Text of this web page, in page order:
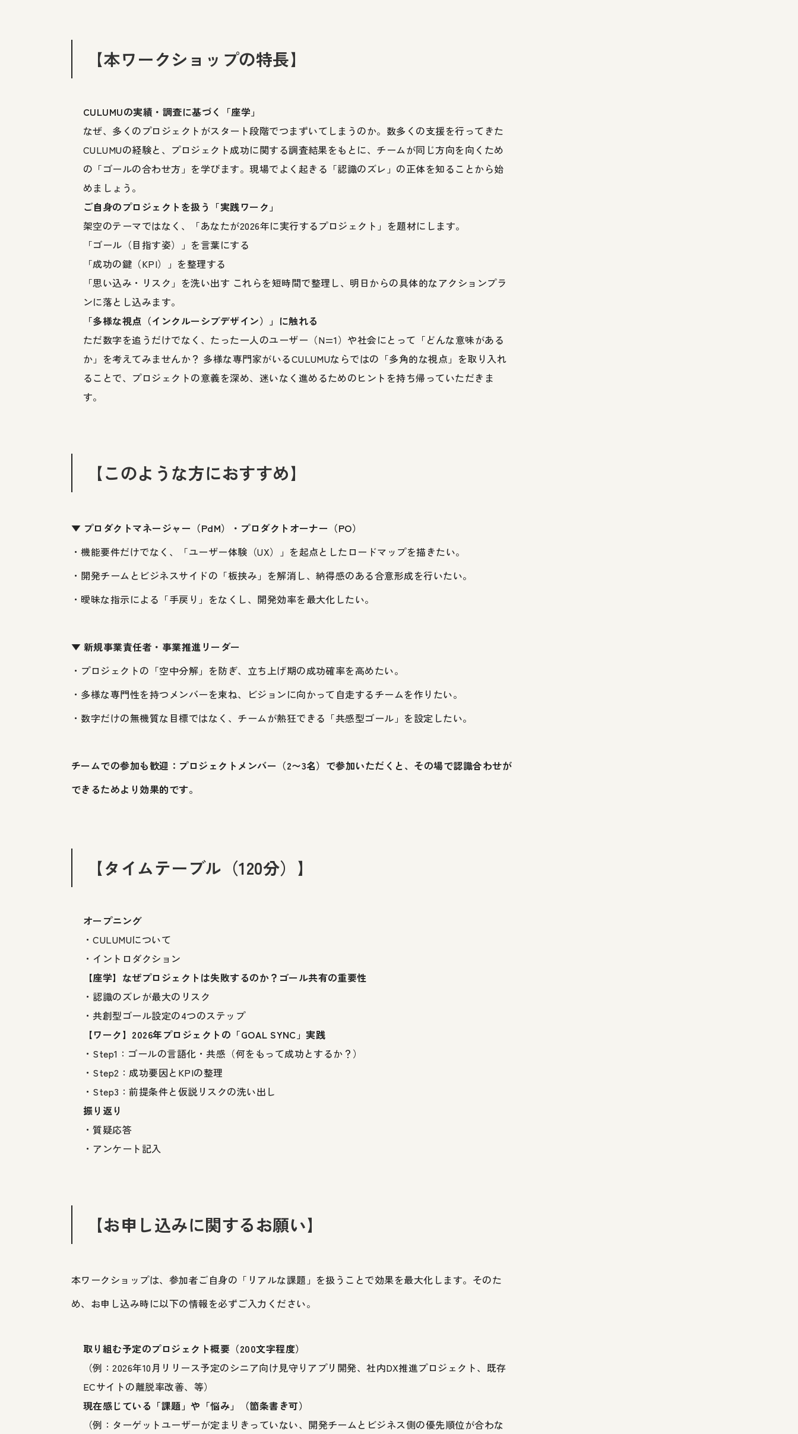
【本ワークショップの特長】
CULUMUの実績・調査に基づく「座学」
なぜ、多くのプロジェクトがスタート段階でつまずいてしまうのか。数多くの支援を行ってきた
CULUMUの経験と、プロジェクト成功に関する調査結果をもとに、チームが同じ方向を向くため
の「ゴールの合わせ方」を学びます。現場でよく起きる「認識のズレ」の正体を知ることから始
めましょう。
ご自身のプロジェクトを扱う「実践ワーク」
架空のテーマではなく、「あなたが2026年に実行するプロジェクト」を題材にします。
「ゴール（目指す姿）」を言葉にする
「成功の鍵（KPI）」を整理する
「思い込み・リスク」を洗い出す これらを短時間で整理し、明日からの具体的なアクションプラ
ンに落とし込みます。
「多様な視点（インクルーシブデザイン）」に触れる
ただ数字を追うだけでなく、たった一人のユーザー（N=1）や社会にとって「どんな意味がある
か」を考えてみませんか？ 多様な専門家がいるCULUMUならではの「多角的な視点」を取り入れ
ることで、プロジェクトの意義を深め、迷いなく進めるためのヒントを持ち帰っていただきま
す。
【このような方におすすめ】
▼ プロダクトマネージャー（PdM）・プロダクトオーナー（PO）
・機能要件だけでなく、「ユーザー体験（UX）」を起点としたロードマップを描きたい。
・開発チームとビジネスサイドの「板挟み」を解消し、納得感のある合意形成を行いたい。
・曖昧な指示による「手戻り」をなくし、開発効率を最大化したい。
▼ 新規事業責任者・事業推進リーダー
・プロジェクトの「空中分解」を防ぎ、立ち上げ期の成功確率を高めたい。
・多様な専門性を持つメンバーを束ね、ビジョンに向かって自走するチームを作りたい。
・数字だけの無機質な目標ではなく、チームが熱狂できる「共感型ゴール」を設定したい。
チームでの参加も歓迎：プロジェクトメンバー（2〜3名）で参加いただくと、その場で認識合わせが
できるためより効果的です。
【タイムテーブル（120分）】
オープニング
・CULUMUについて
・イントロダクション
【座学】なぜプロジェクトは失敗するのか？ゴール共有の重要性
・認識のズレが最大のリスク
・共創型ゴール設定の4つのステップ
【ワーク】2026年プロジェクトの「GOAL SYNC」実践
・Step1：ゴールの言語化・共感（何をもって成功とするか？）
・Step2：成功要因とKPIの整理
・Step3：前提条件と仮説リスクの洗い出し
振り返り
・質疑応答
・アンケート記入
【お申し込みに関するお願い】
本ワークショップは、参加者ご自身の「リアルな課題」を扱うことで効果を最大化します。そのた
め、お申し込み時に以下の情報を必ずご入力ください。
取り組む予定のプロジェクト概要（200文字程度）
（例：2026年10月リリース予定のシニア向け見守りアプリ開発、社内DX推進プロジェクト、既存
ECサイトの離脱率改善、等）
現在感じている「課題」や「悩み」（箇条書き可）
（例：ターゲットユーザーが定まりきっていない、開発チームとビジネス側の優先順位が合わな